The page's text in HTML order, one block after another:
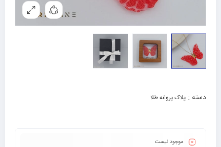
موجود نیست
دسته : پلاک پروانه طلا